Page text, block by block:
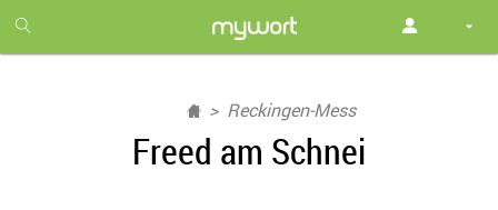
month
free
Reckingen-Mess
Freed am Schnei